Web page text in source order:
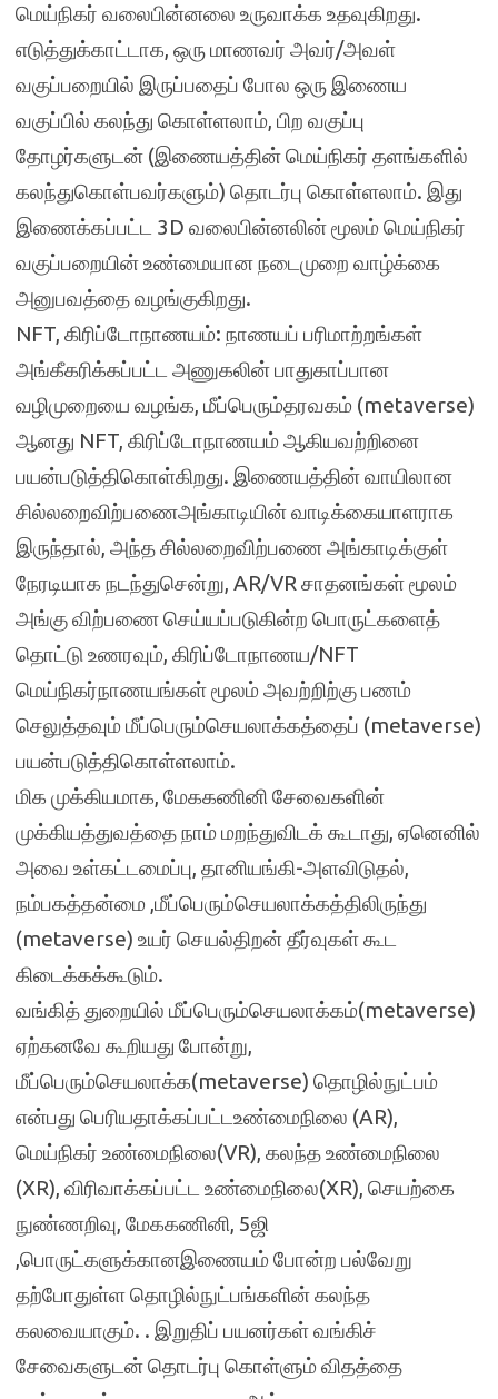
மெய்நிகர் வலைபின்னலை உருவாக்க உதவுகிறது.
எடுத்துக்காட்டாக, ஒரு மாணவர் அவர்/அவள்
வகுப்பறையில் இருப்பதைப் போல ஒரு இணைய
வகுப்பில் கலந்து கொள்ளலாம், பிற வகுப்பு
தோழர்களுடன் (இணையத்தின் மெய்நிகர் தளங்களில்
கலந்துகொள்பவர்களும்) தொடர்பு கொள்ளலாம். இது
இணைக்கப்பட்ட 3D வலைபின்னலின் மூலம் மெய்நிகர்
வகுப்பறையின் உண்மையான நடைமுறை வாழ்க்கை
அனுபவத்தை வழங்குகிறது.
NFT, கிரிப்டோநாணயம்: நாணயப் பரிமாற்றங்கள்
அங்கீகரிக்கப்பட்ட அணுகலின் பாதுகாப்பான
வழிமுறையை வழங்க, மீப்பெரும்தரவகம் (metaverse)
ஆனது NFT, கிரிப்டோநாணயம் ஆகியவற்றினை
பயன்படுத்திகொள்கிறது. இணையத்தின் வாயிலான
சில்லறைவிற்பணைஅங்காடியின் வாடிக்கையாளராக
இருந்தால், அந்த சில்லறைவிற்பணை அங்காடிக்குள்
நேரடியாக நடந்துசென்று, AR/VR சாதனங்கள் மூலம்
அங்கு விற்பணை செய்யப்படுகின்ற பொருட்களைத்
தொட்டு உணரவும், கிரிப்டோநாணய/NFT
மெய்நிகர்நாணயங்கள் மூலம் அவற்றிற்கு பணம்
செலுத்தவும் மீப்பெரும்செயலாக்கத்தைப் (metaverse)
பயன்படுத்திகொள்ளலாம்.
மிக முக்கியமாக, மேககணினி சேவைகளின்
முக்கியத்துவத்தை நாம் மறந்துவிடக் கூடாது, ஏனெனில்
அவை உள்கட்டமைப்பு, தானியங்கி-அளவிடுதல்,
நம்பகத்தன்மை ,மீப்பெரும்செயலாக்கத்திலிருந்து
(metaverse) உயர் செயல்திறன் தீர்வுகள் கூட
கிடைக்கக்கூடும்.
வங்கித் துறையில் மீப்பெரும்செயலாக்கம்(metaverse)
ஏற்கனவே கூறியது போன்று,
மீப்பெரும்செயலாக்க(metaverse) தொழில்நுட்பம்
என்பது பெரியதாக்கப்பட்டஉண்மைநிலை (AR),
மெய்நிகர் உண்மைநிலை(VR), கலந்த உண்மைநிலை
(XR), விரிவாக்கப்பட்ட உண்மைநிலை(XR), செயற்கை
நுண்ணறிவு, மேககணினி, 5ஜி
,பொருட்களுக்கானஇணையம் போன்ற பல்வேறு
தற்போதுள்ள தொழில்நுட்பங்களின் கலந்த
கலவையாகும். . இறுதிப் பயனர்கள் வங்கிச்
சேவைகளுடன் தொடர்பு கொள்ளும் விதத்தை